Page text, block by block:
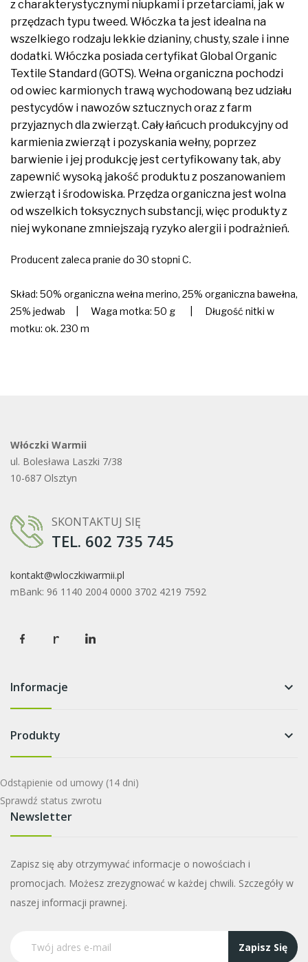
z charakterystycznymi niupkami i przetarciami, jak w
przędzach typu tweed. Włóczka ta jest idealna na
wszelkiego rodzaju lekkie dzianiny, chusty, szale i inne
dodatki. Włóczka posiada certyfikat Global Organic
Textile Standard (GOTS). Wełna organiczna pochodzi
od owiec karmionych trawą wychodowaną bez udziału
pestycydów i nawozów sztucznych oraz z farm
przyjaznych dla zwierząt. Cały łańcuch produkcyjny od
karmienia zwierząt i pozyskania wełny, poprzez
barwienie i jej produkcję jest certyfikowany tak, aby
zapewnić wysoką jakość produktu z poszanowaniem
zwierząt i środowiska. Przędza organiczna jest wolna
od wszelkich toksycznych substancji, więc produkty z
niej wykonane zmniejszają ryzyko alergii i podrażnień.
Producent zaleca pranie do 30 stopni C.
Skład: 50% organiczna wełna merino, 25% organiczna bawełna,
25% jedwab | Waga motka: 50 g | Długość nitki w
motku: ok. 230 m
Włóczki Warmii
ul. Bolesława Laszki 7/38
10-687 Olsztyn
SKONTAKTUJ SIĘ
TEL. 602 735 745
kontakt@wloczkiwarmii.pl
mBank: 96 1140 2004 0000 3702 4219 7592
Informacje keyboard_arrow_down
Produkty keyboard_arrow_down
Odstąpienie od umowy (14 dni)
Sprawdź status zwrotu
Newsletter
Zapisz się aby otrzymywać informacje o nowościach i
promocjach. Możesz zrezygnować w każdej chwili. Szczegóły w
naszej informacji prawnej.
Zapisz Się